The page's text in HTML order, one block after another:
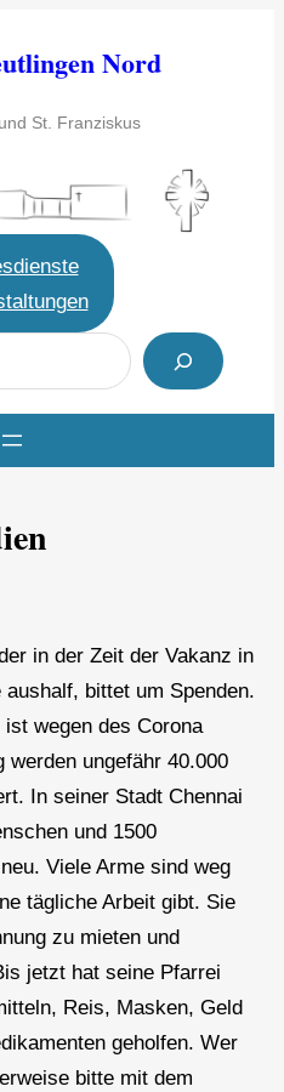
Nord
St. Franziskus
in der Zeit der Vakanz in
bittet um Spenden.
wegen des Corona
werden ungefähr 40.000
In seiner Stadt Chennai
und 1500
Viele Arme sind weg
tägliche Arbeit gibt. Sie
zu mieten und
jetzt hat seine Pfarrei
Reis, Masken, Geld
geholfen. Wer
bitte mit dem